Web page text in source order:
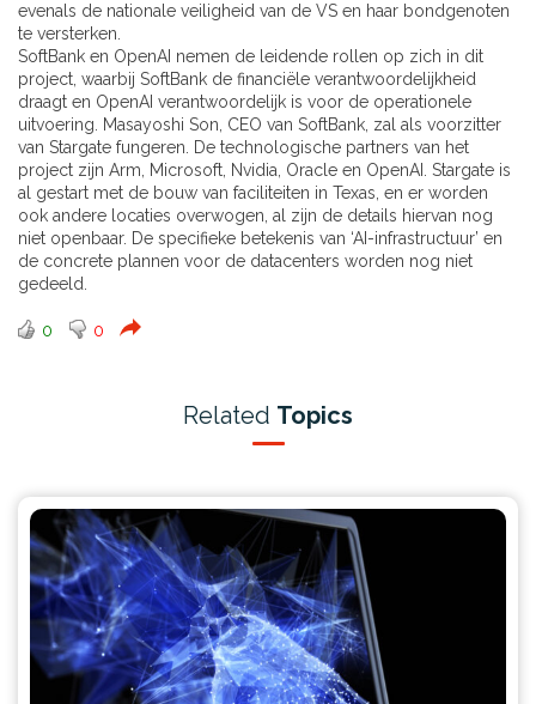
evenals de nationale veiligheid van de VS en haar bondgenoten
te versterken.
SoftBank en OpenAI nemen de leidende rollen op zich in dit
project, waarbij SoftBank de financiële verantwoordelijkheid
draagt en OpenAI verantwoordelijk is voor de operationele
uitvoering. Masayoshi Son, CEO van SoftBank, zal als voorzitter
van Stargate fungeren. De technologische partners van het
project zijn Arm, Microsoft, Nvidia, Oracle en OpenAI. Stargate is
al gestart met de bouw van faciliteiten in Texas, en er worden
ook andere locaties overwogen, al zijn de details hiervan nog
niet openbaar. De specifieke betekenis van ‘AI-infrastructuur’ en
de concrete plannen voor de datacenters worden nog niet
gedeeld.
0 0
Related Topics